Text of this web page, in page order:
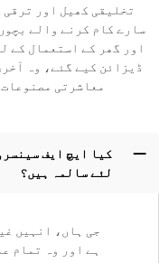
تخلیقی کھیل اور
سارے کام کرنے والے
اور گھر کے استعمال کے
ڈیزائن کیے گئے، وہ
معاشرتی
کیا ایچ ایف
لئے سالمہ ہیں؟
جی ہاں، انہیں
ہے اور وہ تمام